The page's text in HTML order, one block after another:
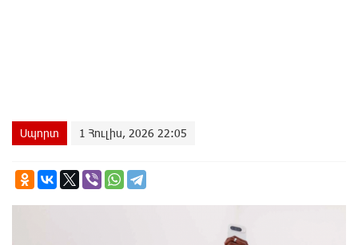
Սպորտ 1 Հուլիս, 2026 22:05